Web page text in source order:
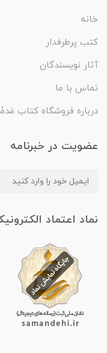
خانه
کتب پرطرفدار
آثار نویسندگان
تماس با ما
درباره فروشگاه کتاب
عضویت در خبرنامه
نماد اعتماد